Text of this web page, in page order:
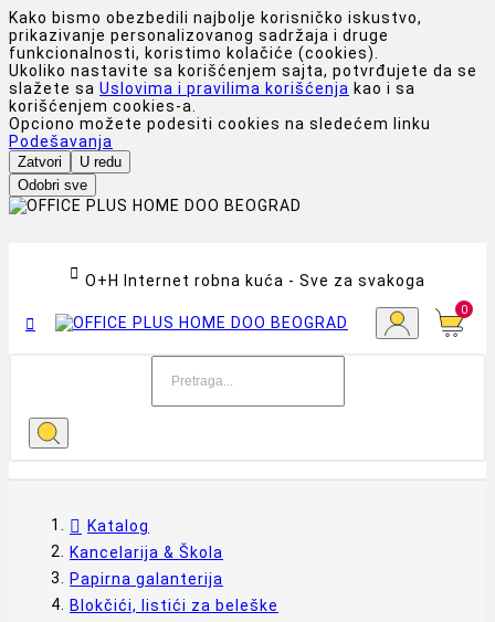
Kako bismo obezbedili najbolje korisničko iskustvo,
prikazivanje personalizovanog sadržaja i druge
funkcionalnosti, koristimo kolačiće (cookies).
Ukoliko nastavite sa korišćenjem sajta, potvrđujete da se
slažete sa Uslovima i pravilima korišćenja kao i sa
korišćenjem cookies-a.
Opciono možete podesiti cookies na sledećem linku
Podešavanja
Zatvori
U redu
Odobri sve
 O+H Internet robna kuća - Sve za svakoga

0
Katalog
Kancelarija & Škola
Papirna galanterija
Blokčići, listići za beleške